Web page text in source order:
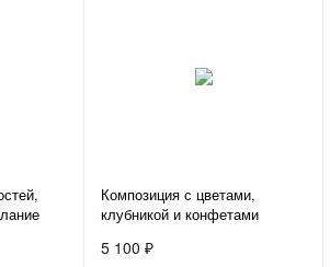
Композиция с цветами,
клубникой и конфетами
5 100 ₽